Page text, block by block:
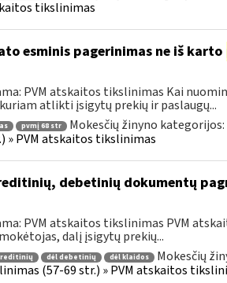
tikslinimas
esminis pagerinimas ne iš karto
PVM atskaitos tikslinimas Kai
atlikti įsigytų prekių ir paslaugų...
pvmį 68 str Mokesčių žinyno kategorijos:
» PVM atskaitos tikslinimas
debetinių dokumentų
PVM atskaitos tikslinimas PVM
dalį įsigytų prekių...
dėl debetinių dėl klaidos
Mokesčių
(57-69 str.) » PVM atskaitos